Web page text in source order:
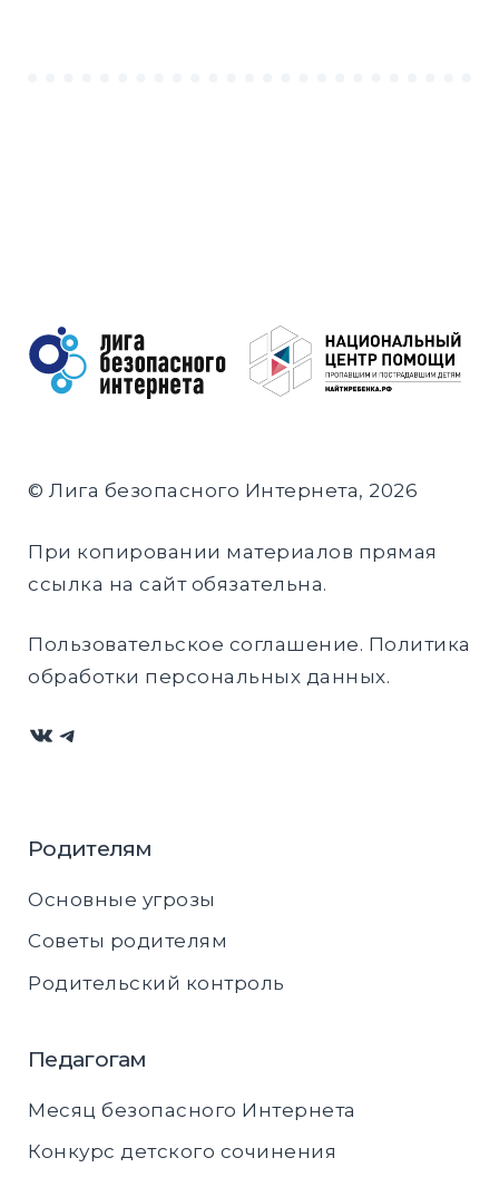
© Лига безопасного Интернета, 2026
При копировании материалов прямая
ссылка на сайт обязательна.
Пользовательское соглашение. Политика
обработки персональных данных.
ВКонтакте
Telegram
Родителям
Основные угрозы
Советы родителям
Родительский контроль
Педагогам
Месяц безопасного Интернета
Конкурс детского сочинения